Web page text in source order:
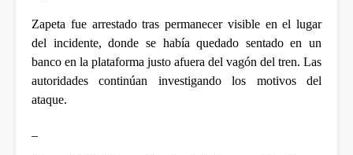
Zapeta fue arrestado tras permanecer visible en el lugar
del incidente, donde se había quedado sentado en un
banco en la plataforma justo afuera del vagón del tren. Las
autoridades continúan investigando los motivos del
ataque.